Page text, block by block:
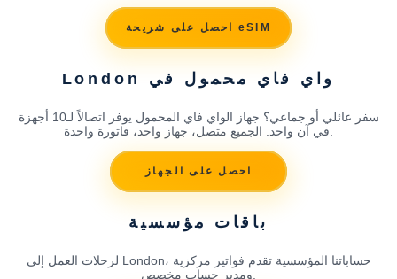
احصل على شريحة eSIM
واي فاي محمول في London
سفر عائلي أو جماعي؟ جهاز الواي فاي المحمول يوفر اتصالاً لـ10 أجهزة
احصل على الجهاز
باقات مؤسسية
لرحلات العمل إلى London، حساباتنا المؤسسية تقدم فواتير مركزية